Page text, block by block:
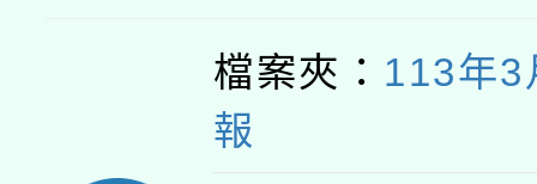
檔案夾： 113年3
報